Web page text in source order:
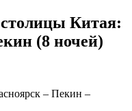
Китая:
(8 ночей)
– Пекин –